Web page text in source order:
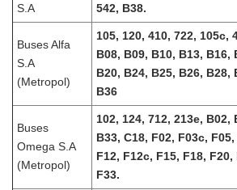
S.A
542, B38.
Buses Alfa
S.A
(Metropol)
105, 120, 410, 722, 105c,
B08, B09, B10, B13, B16,
B20, B24, B25, B26, B28,
B36
Buses
Omega S.A
(Metropol)
102, 124, 712, 213e, B02,
B33, C18, F02, F03c,
F12, F12c, F15, F18, F20,
F33.